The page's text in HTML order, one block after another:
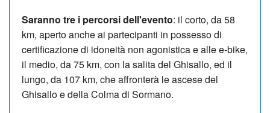
Saranno tre i percorsi dell'evento: il corto, da 58
km, aperto anche ai partecipanti in possesso di
certificazione di idoneità non agonistica e alle e-bike,
il medio, da 75 km, con la salita del Ghisallo, ed il
lungo, da 107 km, che affronterà le ascese del
Ghisallo e della Colma di Sormano.